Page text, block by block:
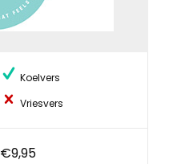
Koelvers
Vriesvers
€9,95